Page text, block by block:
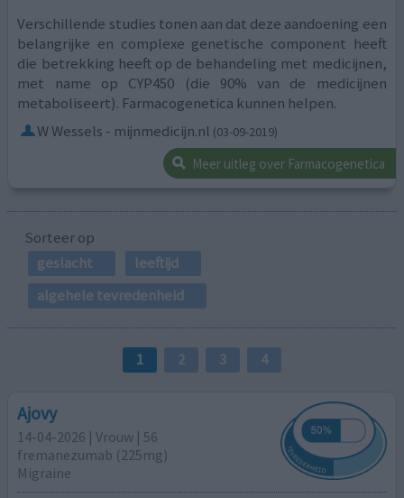
Verschillende studies tonen aan dat deze aandoening een
belangrijke en complexe genetische component heeft
die betrekking heeft op de behandeling met medicijnen,
met name op CYP450 (die 90% van de medicijnen
metaboliseert). Farmacogenetica kunnen helpen.
W Wessels - mijnmedicijn.nl (03-09-2019)
Meer uitleg over Farmacogenetica
Sorteer op
geslacht
leeftijd
algehele tevredenheid
1 2 3 4
Ajovy
14-04-2026 | Vrouw | 56
fremanezumab (225mg)
Migraine